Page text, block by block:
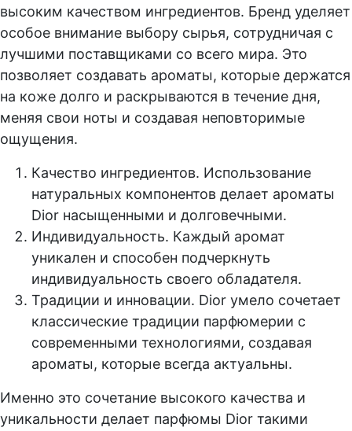
высоким качеством ингредиентов. Бренд уделяет
особое внимание выбору сырья, сотрудничая с
лучшими поставщиками со всего мира. Это
позволяет создавать ароматы, которые держатся
на коже долго и раскрываются в течение дня,
меняя свои ноты и создавая неповторимые
ощущения.
Качество ингредиентов. Использование
натуральных компонентов делает ароматы
Dior насыщенными и долговечными.
Индивидуальность. Каждый аромат
уникален и способен подчеркнуть
индивидуальность своего обладателя.
Традиции и инновации. Dior умело сочетает
классические традиции парфюмерии с
современными технологиями, создавая
ароматы, которые всегда актуальны.
Именно это сочетание высокого качества и
уникальности делает парфюмы Dior такими